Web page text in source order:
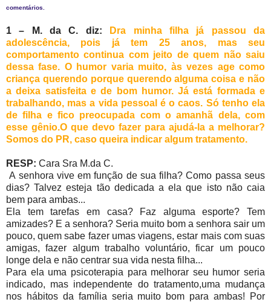
comentários.
1 – M. da C. diz: Dra minha filha já passou da
adolescência, pois já tem 25 anos, mas seu
comportamento continua com jeito de quem não saiu
dessa fase. O humor varia muito, às vezes age como
criança querendo porque querendo alguma coisa e não
a deixa satisfeita e de bom humor. Já está formada e
trabalhando, mas a vida pessoal é o caos. Só tenho ela
de filha e fico preocupada com o amanhã dela, com
esse gênio.O que devo fazer para ajudá-la a melhorar?
Somos do PR, caso queira indicar algum tratamento.
RESP: Cara Sra M.da C.
A senhora vive em função de sua filha? Como passa seus
dias? Talvez esteja tão dedicada a ela que isto não caia
bem para ambas...
Ela tem tarefas em casa? Faz alguma esporte? Tem
amizades? E a senhora? Seria muito bom a senhora sair um
pouco, quem sabe fazer umas viagens, estar mais com suas
amigas, fazer algum trabalho voluntário, ficar um pouco
longe dela e não centrar sua vida nesta filha...
Para ela uma psicoterapia para melhorar seu humor seria
indicado, mas independente do tratamento,uma mudança
nos hábitos da família seria muito bom para ambas! Por